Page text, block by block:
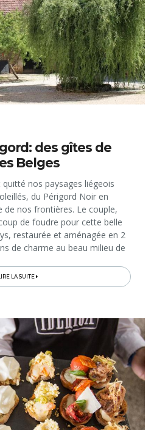
des gîtes de
Belges
nos paysages liégeois
du Périgord Noir en
de nos frontières. Le couple,
de foudre pour cette belle
restaurée et aménagée en 2
de charme au beau milieu de
LIRE LA SUITE